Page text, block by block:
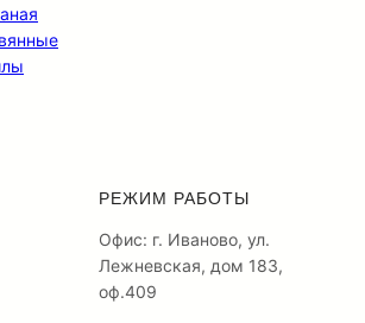
РЕЖИМ РАБОТЫ
Офис: г. Иваново, ул.
Лежневская, дом 183,
оф.409